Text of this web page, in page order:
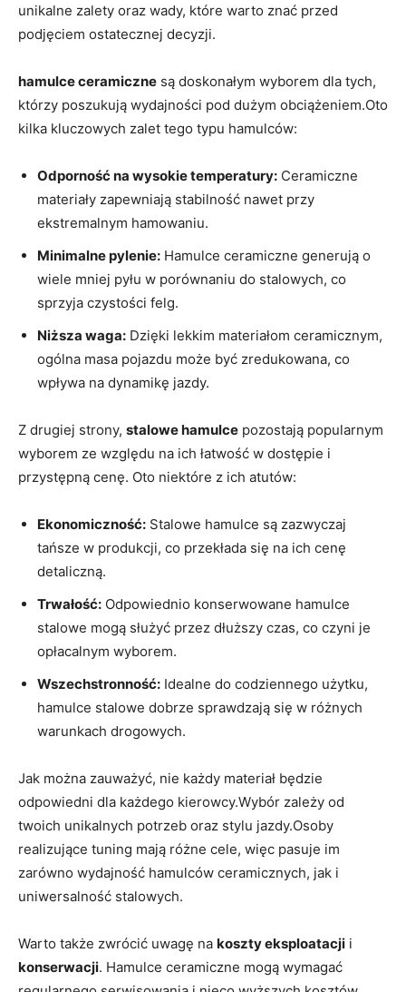
unikalne zalety oraz wady, które warto znać przed
podjęciem ostatecznej decyzji.
hamulce ceramiczne są doskonałym wyborem dla tych,
którzy poszukują wydajności pod dużym obciążeniem.Oto
kilka kluczowych zalet tego typu hamulców:
Odporność na wysokie temperatury: Ceramiczne
materiały zapewniają stabilność nawet przy
ekstremalnym hamowaniu.
Minimalne pylenie: Hamulce ceramiczne generują o
wiele mniej pyłu w porównaniu do stalowych, co
sprzyja czystości felg.
Niższa waga: Dzięki lekkim materiałom ceramicznym,
ogólna masa pojazdu może być zredukowana, co
wpływa na dynamikę jazdy.
Z drugiej strony, stalowe hamulce pozostają popularnym
wyborem ze względu na ich łatwość w dostępie i
przystępną cenę. Oto niektóre z ich atutów:
Ekonomiczność: Stalowe hamulce są zazwyczaj
tańsze w produkcji, co przekłada się na ich cenę
detaliczną.
Trwałość: Odpowiednio konserwowane hamulce
stalowe mogą służyć przez dłuższy czas, co czyni je
opłacalnym wyborem.
Wszechstronność: Idealne do codziennego użytku,
hamulce stalowe dobrze sprawdzają się w różnych
warunkach drogowych.
Jak można zauważyć, nie każdy materiał będzie
odpowiedni dla każdego kierowcy.Wybór zależy od
twoich unikalnych potrzeb oraz stylu jazdy.Osoby
realizujące tuning mają różne cele, więc pasuje im
zarówno wydajność hamulców ceramicznych, jak i
uniwersalność stalowych.
Warto także zwrócić uwagę na koszty eksploatacji i
konserwacji. Hamulce ceramiczne mogą wymagać